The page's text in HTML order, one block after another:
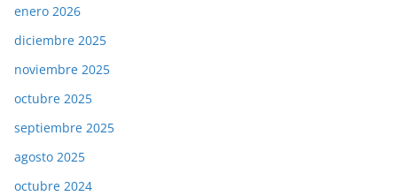
enero 2026
diciembre 2025
noviembre 2025
octubre 2025
septiembre 2025
agosto 2025
octubre 2024